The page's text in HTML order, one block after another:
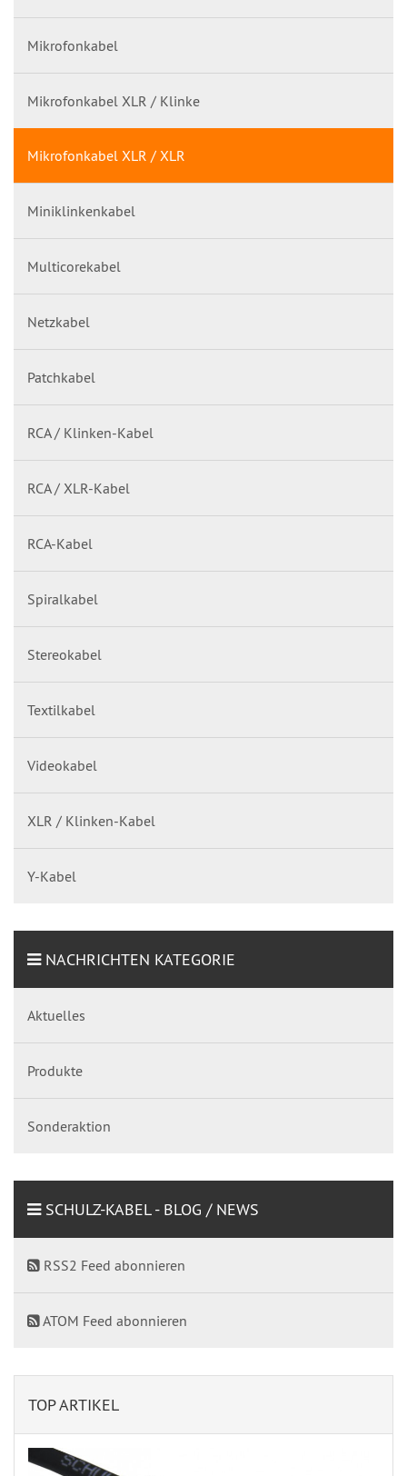
Mikrofonkabel
Mikrofonkabel XLR / Klinke
Mikrofonkabel XLR / XLR
Miniklinkenkabel
Multicorekabel
Netzkabel
Patchkabel
RCA / Klinken-Kabel
RCA / XLR-Kabel
RCA-Kabel
Spiralkabel
Stereokabel
Textilkabel
Videokabel
XLR / Klinken-Kabel
Y-Kabel
NACHRICHTEN KATEGORIE
Aktuelles
Produkte
Sonderaktion
SCHULZ-KABEL - BLOG / NEWS
RSS2 Feed abonnieren
ATOM Feed abonnieren
TOP ARTIKEL